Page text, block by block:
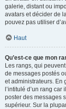
galerie, distant ou
avatars et décider de
pouvez pas utiliser
Haut
Qu’est-ce que mon
Les rangs, qui
de messages postés
et administrateurs. En
l’intitulé d’un rang
poster des messages
supérieur. Sur la